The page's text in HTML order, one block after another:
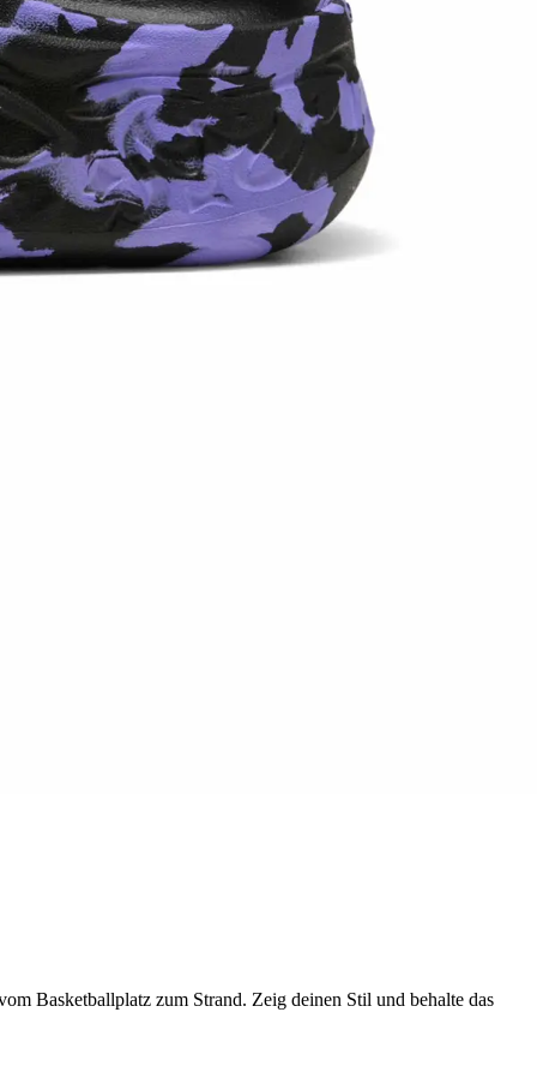
Basketballplatz zum Strand. Zeig deinen Stil und behalte das